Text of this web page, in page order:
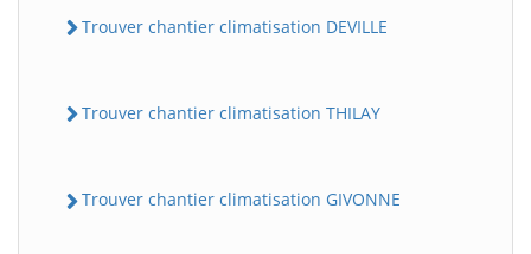
Trouver chantier climatisation DEVILLE
Trouver chantier climatisation THILAY
Trouver chantier climatisation GIVONNE